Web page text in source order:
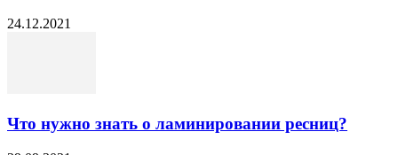
24.12.2021
Что нужно знать о ламинировании ресниц?